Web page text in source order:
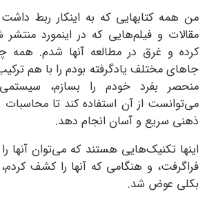
من همه کتابهایی که به اینکار ربط
مقالات و فیلم‌هایی که در اینمورد منتشر
کرده و غرق در مطالعه آنها شدم. همه
جاهای مختلف یادگرفته بودم را با هم
منحصر بفرد خودم را بسازم،
می‌توانست از آن استفاده کند تا
ذهنی سریع و آسان انجام دهد.
اینها تکنیک‌هایی هستند که می‌توان آنها
فراگرفت، و هنگامی که آنها را کشف
بکلی عوض شد.